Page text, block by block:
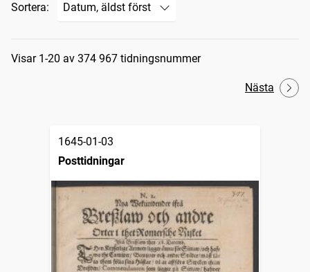
Sortera:
Sökresultat
Visar 1-20 av 374 967 tidningsnummer
Nästa
1645-01-03
Posttidningar